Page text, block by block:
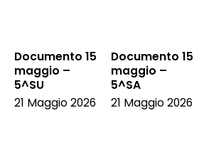
Documento 15
maggio –
5^SU
21 Maggio 2026
Documento 15
maggio –
5^SA
21 Maggio 2026